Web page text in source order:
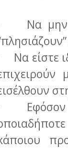
Να μην
Να είστε
Εφόσον